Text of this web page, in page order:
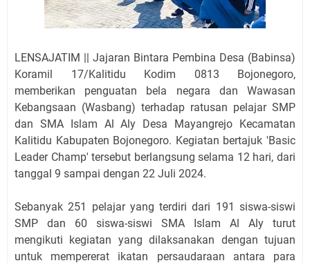
LENSAJATIM || Jajaran Bintara Pembina Desa (Babinsa)
Koramil 17/Kalitidu Kodim 0813 Bojonegoro,
memberikan penguatan bela negara dan Wawasan
Kebangsaan (Wasbang) terhadap ratusan pelajar SMP
dan SMA Islam Al Aly Desa Mayangrejo Kecamatan
Kalitidu Kabupaten Bojonegoro. Kegiatan bertajuk 'Basic
Leader Champ' tersebut berlangsung selama 12 hari, dari
tanggal 9 sampai dengan 22 Juli 2024.
Sebanyak 251 pelajar yang terdiri dari 191 siswa-siswi
SMP dan 60 siswa-siswi SMA Islam Al Aly turut
mengikuti kegiatan yang dilaksanakan dengan tujuan
untuk mempererat ikatan persaudaraan antara para